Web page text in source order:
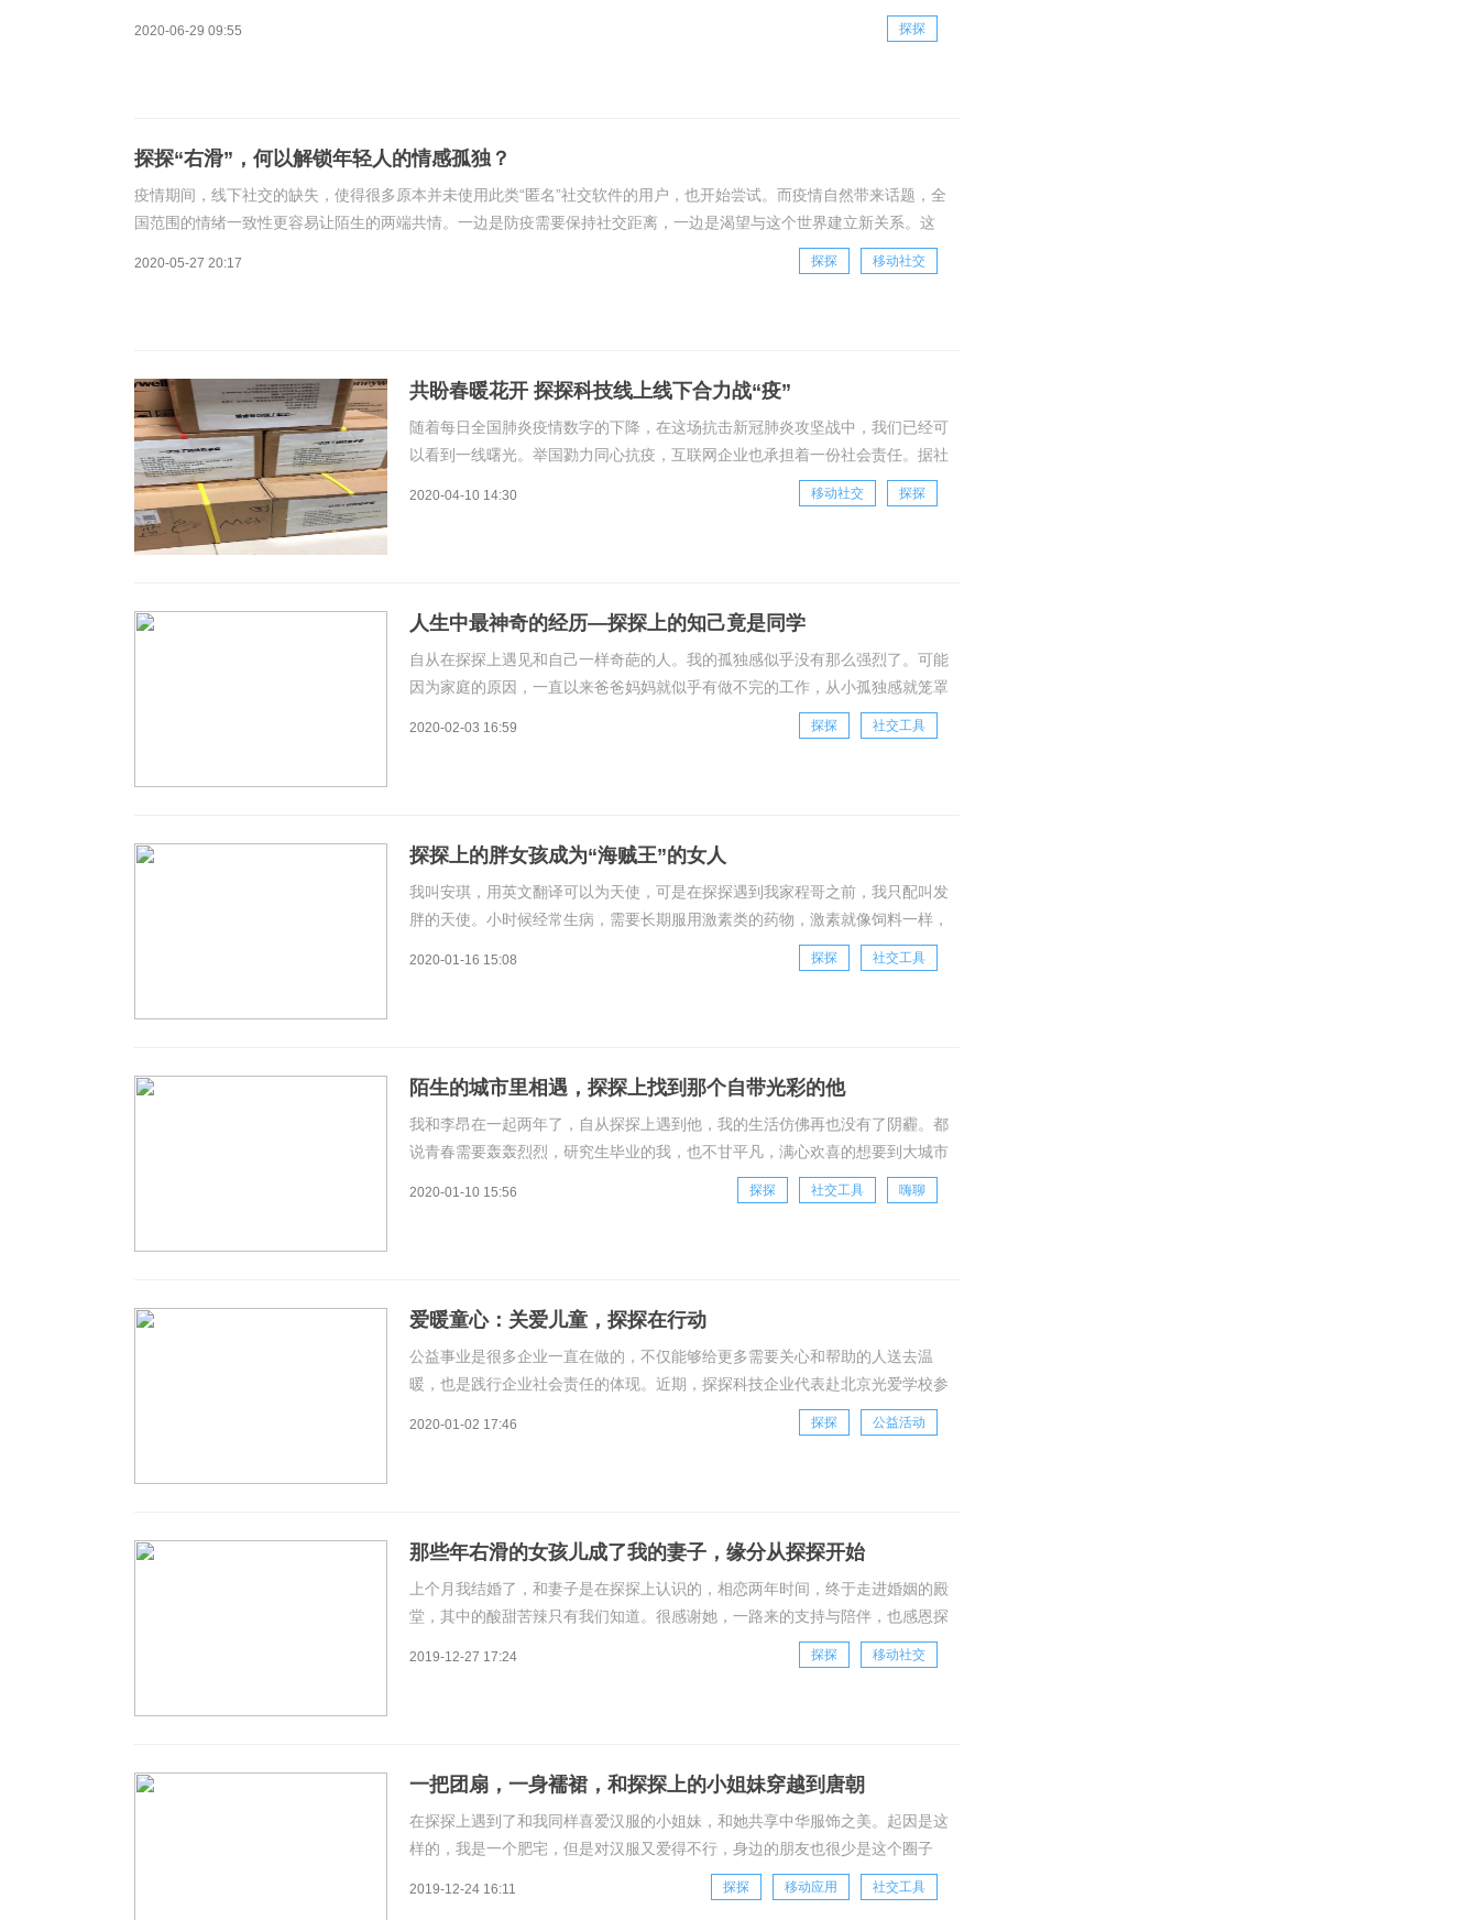
2020-06-29 09:55 探探
探探“右滑”，何以解锁年轻人的情感孤独？
疫情期间，线下社交的缺失，使得很多原本并未使用此类“匿名”社交软件的用户，也开始尝试。而疫情自然带来话题，全
国范围的情绪一致性更容易让陌生的两端共情。一边是防疫需要保持社交距离，一边是渴望与这个世界建立新关系。这
使得探探上的用户多了，也更活跃了。社交这个亘古不变的需求，在社会环境导致的观念变迁下，呈
2020-05-27 20:17 探探 移动社交
共盼春暖花开 探探科技线上线下合力战“疫”
随着每日全国肺炎疫情数字的下降，在这场抗击新冠肺炎攻坚战中，我们已经可
以看到一线曙光。举国勠力同心抗疫，互联网企业也承担着一份社会责任。据社
交平台探探方面消息，在疫情伊始，探探科技立即成立抗疫专项小组，设立200
万肺炎疫情防控专项基金，用于抗击疫情所需的医疗物资及一线医务人员各类保
2020-04-10 14:30 移动社交 探探
人生中最神奇的经历—探探上的知己竟是同学
自从在探探上遇见和自己一样奇葩的人。我的孤独感似乎没有那么强烈了。可能
因为家庭的原因，一直以来爸爸妈妈就似乎有做不完的工作，从小孤独感就笼罩
着我。后来上学，身边的小伙伴也不是很多，他们曾经也评价我的性格有点“奇
葩”，太过于强势。之后读研究生，身边的朋友更少。但是自从在探探上遇见和
2020-02-03 16:59 探探 社交工具
探探上的胖女孩成为“海贼王”的女人
我叫安琪，用英文翻译可以为天使，可是在探探遇到我家程哥之前，我只配叫发
胖的天使。小时候经常生病，需要长期服用激素类的药物，激素就像饲料一样，
让我在花的年纪里长成了多肉。自卑，敏感，多疑，没有朋友，是我前23年身
上的标签，从小到大看着身边人一个又一个的脱单，我非常羡慕，但是这样的我
2020-01-16 15:08 探探 社交工具
陌生的城市里相遇，探探上找到那个自带光彩的他
我和李昂在一起两年了，自从探探上遇到他，我的生活仿佛再也没有了阴霾。都
说青春需要轰轰烈烈，研究生毕业的我，也不甘平凡，满心欢喜的想要到大城市
去闯一闯。尽管家人一再反对，却也拗不过。来到重庆之前，我能想象的生活是
每天朝九晚五，节假日约上三五好友出去嗨皮。奈何，理想是丰满的，现实却很
2020-01-10 15:56 探探 社交工具 嗨聊
爱暖童心：关爱儿童，探探在行动
公益事业是很多企业一直在做的，不仅能够给更多需要关心和帮助的人送去温
暖，也是践行企业社会责任的体现。近期，探探科技企业代表赴北京光爱学校参
加“爱暖童心”的公益活动，为孩子们带去关爱和温暖。本次活动由北京网络文化
协会牵头，探探科技深入爱心学校，传递公益爱心正能量，为流浪儿童、孤残儿
2020-01-02 17:46 探探 公益活动
那些年右滑的女孩儿成了我的妻子，缘分从探探开始
上个月我结婚了，和妻子是在探探上认识的，相恋两年时间，终于走进婚姻的殿
堂，其中的酸甜苦辣只有我们知道。很感谢她，一路来的支持与陪伴，也感恩探
探为我们牵上红线。我叫刘志，大学没念完就出来创业，那个时候觉得自己浑身
都是力量，不应该在学校里消耗。从快递站到果蔬超市再到餐饮行业，不到四年
2019-12-27 17:24 探探 移动社交
一把团扇，一身襦裙，和探探上的小姐妹穿越到唐朝
在探探上遇到了和我同样喜爱汉服的小姐妹，和她共享中华服饰之美。起因是这
样的，我是一个肥宅，但是对汉服又爱得不行，身边的朋友也很少是这个圈子
的，所以我就想去探探上看看能不能找到和我一起喜欢汉服的小姐妹，还真让我
遇到一个。我是个大圆脸，看到她的脸圆圆的但是小小的，我就右滑了她。成为
2019-12-24 16:11 探探 移动应用 社交工具